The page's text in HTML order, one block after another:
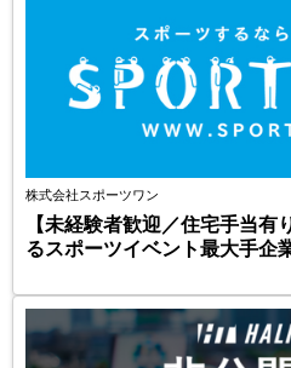
株式会社スポーツワン
【未経験者歓迎／住宅手当
るスポーツイベント最大手企